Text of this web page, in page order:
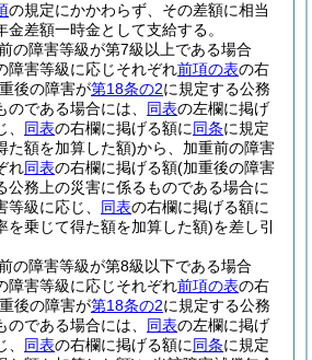
の規定にかかわらず、その差額に相当
差額一時金として支給する。
の障害等級が第7級以上である場合
障害等級に応じそれぞれ前項の表の右
後の障害が第18条の2に規定する公務
のである場合には、 同表の左欄に掲げ
同表の右欄に掲げる額に同条に規定
た額を加算した額)から、加重前の障害
れ同表の右欄に掲げる額(加重後の障害
公務上の災害に係るものである場合に
級に応じ、 同表の右欄に掲げる額に
を乗じて得た額を加算した額)を差し引
の障害等級が第8級以下である場合
障害等級に応じそれぞれ前項の表の右
後の障害が第18条の2に規定する公務
のである場合には、 同表の左欄に掲げ
同表の右欄に掲げる額に同条に規定